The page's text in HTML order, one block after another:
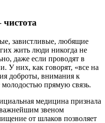
чистота
завистливые, любящие
жить люди никогда не
даже если проводят в
У них, как говорят, «все на
доброты, внимания к
прямую связь.
медицина признала
звеном
от шлаков позволяет